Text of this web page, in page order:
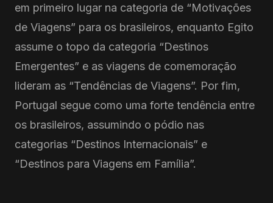
em primeiro lugar na categoria de “Motivações
de Viagens” para os brasileiros, enquanto Egito
assume o topo da categoria “Destinos
Emergentes” e as viagens de comemoração
lideram as “Tendências de Viagens”. Por fim,
Portugal segue como uma forte tendência entre
os brasileiros, assumindo o pódio nas
categorias “Destinos Internacionais” e
“Destinos para Viagens em Família”.